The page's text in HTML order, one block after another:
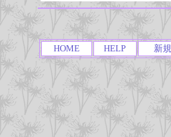
HOME HELP 新